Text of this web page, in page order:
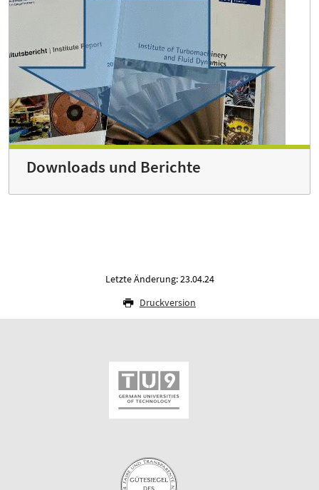
Downloads und Berichte
Letzte Änderung: 23.04.24
Druckversion